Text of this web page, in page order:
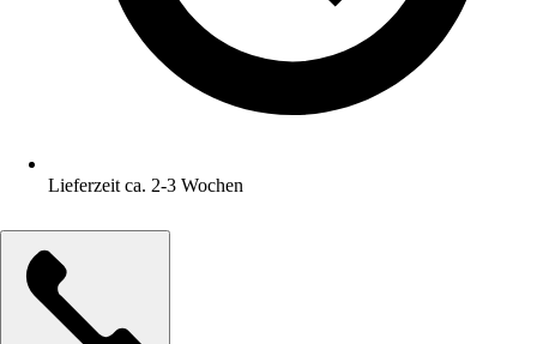
Lieferzeit ca. 2-3 Wochen